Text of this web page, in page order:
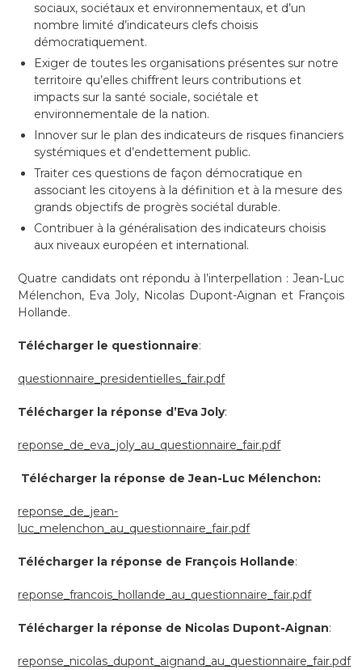
sociaux, sociétaux et environnementaux, et d’un
nombre limité d’indicateurs clefs choisis
démocratiquement.
Exiger de toutes les organisations présentes sur notre
territoire qu’elles chiffrent leurs contributions et
impacts sur la santé sociale, sociétale et
environnementale de la nation.
Innover sur le plan des indicateurs de risques financiers
systémiques et d’endettement public.
Traiter ces questions de façon démocratique en
associant les citoyens à la définition et à la mesure des
grands objectifs de progrès sociétal durable.
Contribuer à la généralisation des indicateurs choisis
aux niveaux européen et international.
Quatre candidats ont répondu à l’interpellation : Jean-Luc
Mélenchon, Eva Joly, Nicolas Dupont-Aignan et François
Hollande.
Télécharger le questionnaire:
questionnaire_presidentielles_fair.pdf
Télécharger la réponse d’Eva Joly:
reponse_de_eva_joly_au_questionnaire_fair.pdf
Télécharger la réponse de Jean-Luc Mélenchon:
reponse_de_jean-
luc_melenchon_au_questionnaire_fair.pdf
Télécharger la réponse de François Hollande:
reponse_francois_hollande_au_questionnaire_fair.pdf
Télécharger la réponse de Nicolas Dupont-Aignan:
reponse_nicolas_dupont_aignand_au_questionnaire_fair.pdf